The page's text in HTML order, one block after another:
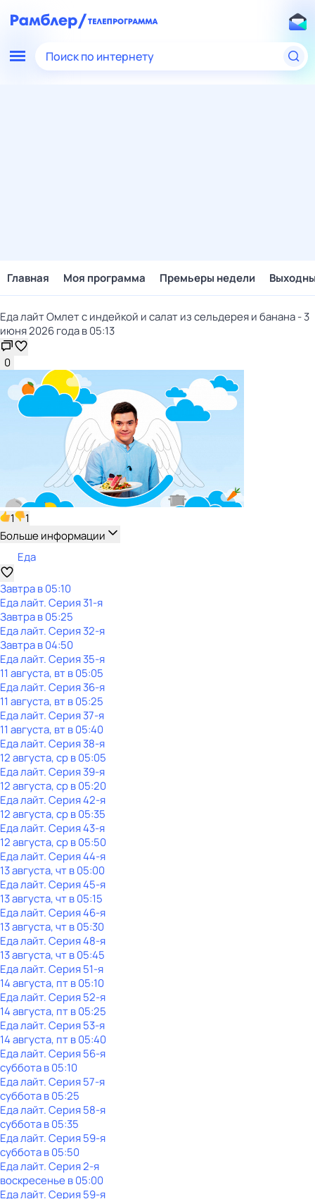
Поиск по интернету
Главная Моя программа Премьеры недели
Еда лайт Омлет с индейкой и салат из сельдерея и банана - 3
июня 2026 года в 05:13
0
1
1
Больше информации
Еда
Завтра в 05:10
Еда лайт. Серия 31-я
Завтра в 05:25
Еда лайт. Серия 32-я
Завтра в 04:50
Еда лайт. Серия 35-я
11 августа, вт в 05:05
Еда лайт. Серия 36-я
11 августа, вт в 05:25
Еда лайт. Серия 37-я
11 августа, вт в 05:40
Еда лайт. Серия 38-я
12 августа, ср в 05:05
Еда лайт. Серия 39-я
12 августа, ср в 05:20
Еда лайт. Серия 42-я
12 августа, ср в 05:35
Еда лайт. Серия 43-я
12 августа, ср в 05:50
Еда лайт. Серия 44-я
13 августа, чт в 05:00
Еда лайт. Серия 45-я
13 августа, чт в 05:15
Еда лайт. Серия 46-я
13 августа, чт в 05:30
Еда лайт. Серия 48-я
13 августа, чт в 05:45
Еда лайт. Серия 51-я
14 августа, пт в 05:10
Еда лайт. Серия 52-я
14 августа, пт в 05:25
Еда лайт. Серия 53-я
14 августа, пт в 05:40
Еда лайт. Серия 56-я
субботав05:10
Еда лайт. Серия 57-я
субботав05:25
Еда лайт. Серия 58-я
субботав05:35
Еда лайт. Серия 59-я
субботав05:50
Еда лайт. Серия 2-я
воскресенье в05:00
Еда лайт. Серия 59-я